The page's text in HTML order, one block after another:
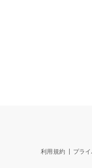
利用規約 プラ